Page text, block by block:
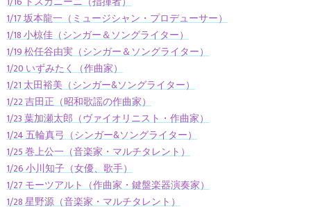
1/17 坂本龍一（ミュージシャン・プロデューサー）
1/18 小椋佳（シンガー＆ソングライター）
1/19 松任谷由実（シンガー＆ソングライター）
1/20 いずみたく（作曲家）
1/21 太田裕美（シンガー&ソングライター）
1/22 吉田正（昭和歌謡の作曲家）
1/23 葉加瀬太郎（ヴァイオリニスト・作曲家）
1/24 五輪真弓（シンガー&ソングライター）
1/25 巻上公一（音楽家・マルチタレント）
1/26 小川知子（女優、歌手）
1/27 モーツアルト（作曲家・鍵盤楽器演奏家）
1/28 星野源（音楽家・マルチタレント）